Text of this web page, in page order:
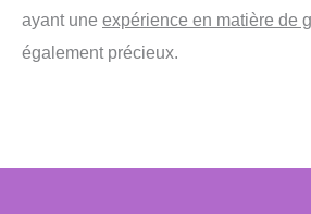
ayant une expérience en matière de
également précieux.